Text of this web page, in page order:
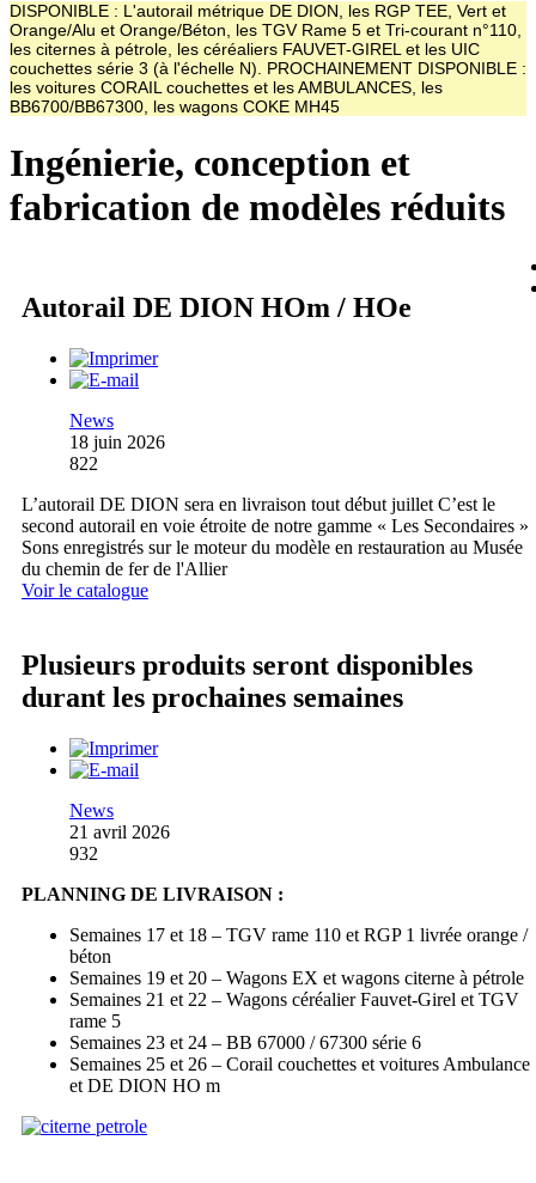
DISPONIBLE : L'autorail métrique DE DION, les RGP TEE, Vert et
Orange/Alu et Orange/Béton, les TGV Rame 5 et Tri-courant n°110,
les citernes à pétrole, les céréaliers FAUVET-GIREL et les UIC
couchettes série 3 (à l'échelle N). PROCHAINEMENT DISPONIBLE :
les voitures CORAIL couchettes et les AMBULANCES, les
BB6700/BB67300, les wagons COKE MH45
Ingénierie, conception et
fabrication de modèles réduits
Autorail DE DION HOm / HOe
News
18 juin 2026
822
L’autorail DE DION sera en livraison tout début juillet C’est le
second autorail en voie étroite de notre gamme « Les Secondaires »
Sons enregistrés sur le moteur du modèle en restauration au Musée
du chemin de fer de l'Allier
Voir le catalogue
Plusieurs produits seront disponibles
durant les prochaines semaines
News
21 avril 2026
932
PLANNING DE LIVRAISON :
Semaines 17 et 18 – TGV rame 110 et RGP 1 livrée orange /
béton
Semaines 19 et 20 – Wagons EX et wagons citerne à pétrole
Semaines 21 et 22 – Wagons céréalier Fauvet-Girel et TGV
rame 5
Semaines 23 et 24 – BB 67000 / 67300 série 6
Semaines 25 et 26 – Corail couchettes et voitures Ambulance
et DE DION HO m